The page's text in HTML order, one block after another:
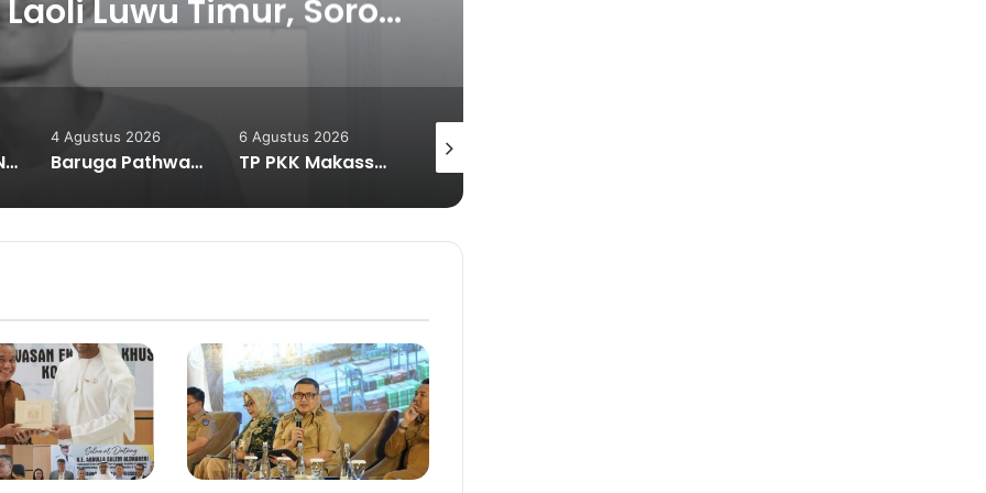
Luwu Timur, Soroti
Administrasi
Mahasiswa KKN Unhas Rancang Fasilitas Bank Sampah Berkelanjutan di Kelurahan Kassi Pangkep
4 Agustus 2026
Baruga Pathway Resmi Diluncurkan, SMA Islam Athirah Siapkan Siswa Tembus Kampus Internasional
6 Agustus 2026
TP PKK Makassar Edukasi 300 Ibu Hamil dan Kader PKK tentang ASI Eksklusif pada Pekan Ibu Menyusui Dunia 2026